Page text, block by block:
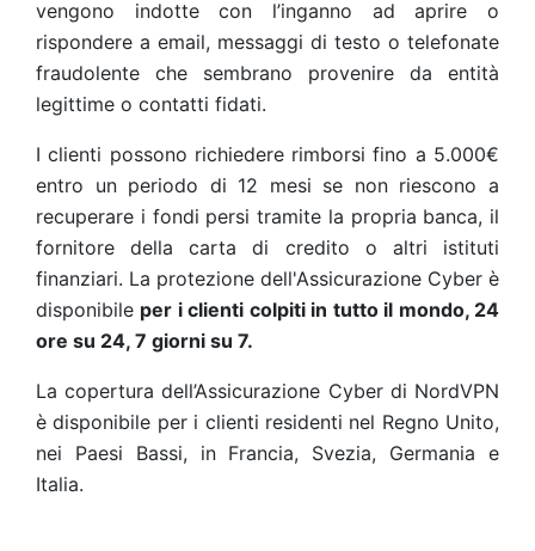
vengono indotte con l’inganno ad aprire o
rispondere a email, messaggi di testo o telefonate
fraudolente che sembrano provenire da entità
legittime o contatti fidati.
I clienti possono richiedere rimborsi fino a 5.000€
entro un periodo di 12 mesi se non riescono a
recuperare i fondi persi tramite la propria banca, il
fornitore della carta di credito o altri istituti
finanziari. La protezione dell'Assicurazione Cyber è
disponibile per i clienti colpiti in tutto il mondo, 24
ore su 24, 7 giorni su 7.
La copertura dell’Assicurazione Cyber di NordVPN
è disponibile per i clienti residenti nel Regno Unito,
nei Paesi Bassi, in Francia, Svezia, Germania e
Italia.